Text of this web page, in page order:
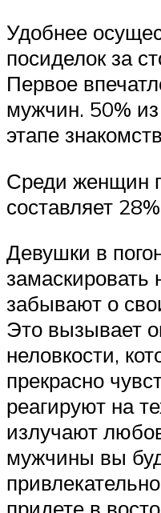
Удобнее
посиделок за
Первое
мужчин. 50%
этапе
Среди женщин
составляет
Девушки в
замаскировать
забывают о
Это вызывает
неловкости,
прекрасно
реагируют на
излучают
мужчины вы